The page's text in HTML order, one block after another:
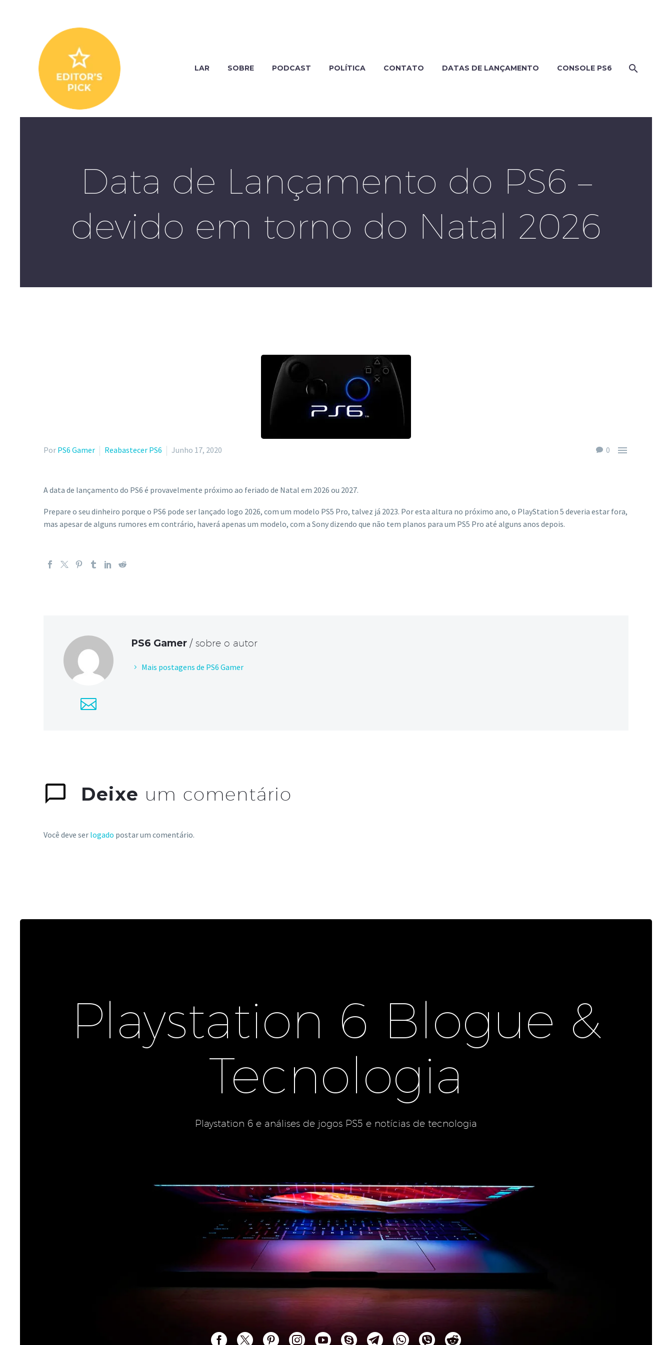
LAR SOBRE PODCAST POLÍTICA CONTATO DATAS DE LANÇAMENTO CONSOLE PS6
Data de Lançamento do PS6 –
devido em torno do Natal 2026
0 
Por PS6 Gamer Reabastecer PS6 Junho 17, 2020
A data de lançamento do PS6 é provavelmente próximo ao feriado de Natal em 2026 ou 2027.
Prepare o seu dinheiro porque o PS6 pode ser lançado logo 2026, com um modelo PS5 Pro, talvez já 2023. Por esta altura no próximo ano, o PlayStation 5 deveria estar fora,
mas apesar de alguns rumores em contrário, haverá apenas um modelo, com a Sony dizendo que não tem planos para um PS5 Pro até alguns anos depois.
PS6 Gamer / sobre o autor
Mais postagens de PS6 Gamer
Deixe um comentário
Você deve ser logado postar um comentário.
Playstation 6 Blogue &
Tecnologia
Playstation 6 e análises de jogos PS5 e notícias de tecnologia